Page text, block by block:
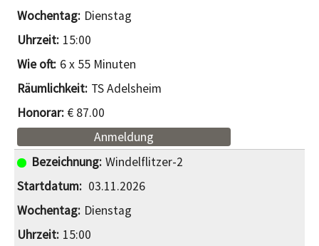
Dienstag
15:00
6 x 55 Minuten
TS Adelsheim
€ 87.00
Anmeldung
Windelflitzer-2
03.11.2026
Dienstag
15:00